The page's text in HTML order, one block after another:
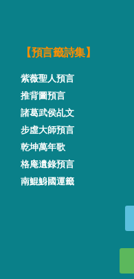
【預言籤詩集】
紫薇聖人預言
推背圖預言
諸葛武侯乩文
步虛大師預言
乾坤萬年歌
格庵遺錄預言
南鯤鯓國運籤